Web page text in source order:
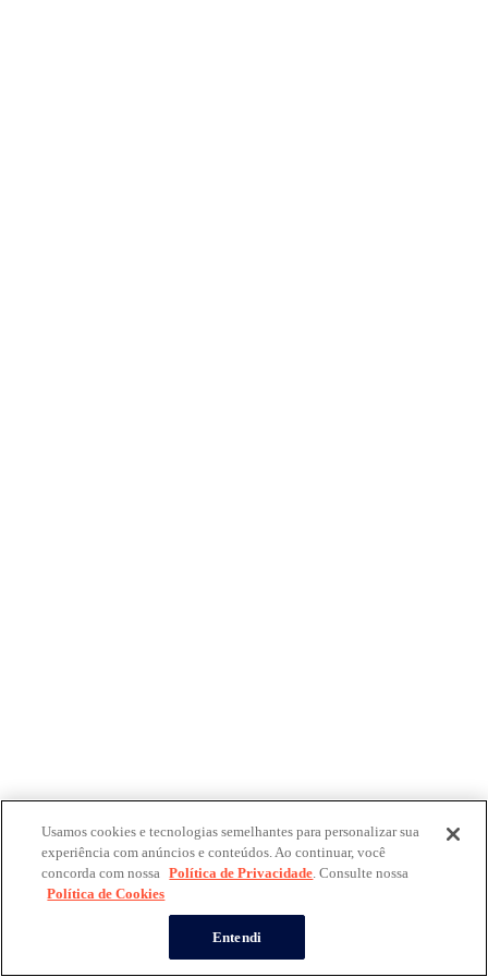
Usamos cookies e tecnologias semelhantes para personalizar sua
experiência com anúncios e conteúdos. Ao continuar, você
concorda com nossa Política de Privacidade. Consulte nossa
Política de Cookies
Entendi